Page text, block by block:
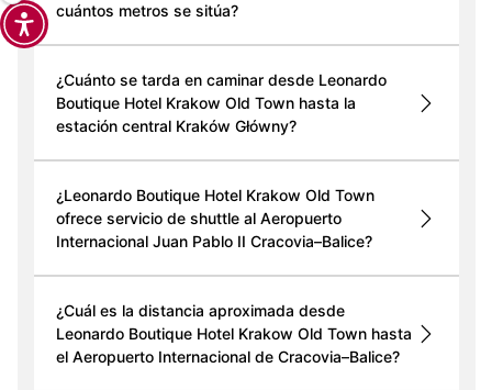
cuántos metros se sitúa?
¿Cuánto se tarda en caminar desde Leonardo
Boutique Hotel Krakow Old Town hasta la
estación central Kraków Główny?
¿Leonardo Boutique Hotel Krakow Old Town
ofrece servicio de shuttle al Aeropuerto
Internacional Juan Pablo II Cracovia–Balice?
¿Cuál es la distancia aproximada desde
Leonardo Boutique Hotel Krakow Old Town hasta
el Aeropuerto Internacional de Cracovia–Balice?